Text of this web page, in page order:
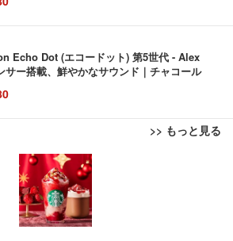
Echo Dot (エコードット) 第5世代 - Alex
サー搭載、鮮やかなサウンド｜チャコール
>> もっと見る
オフィスチェア 椅子 テレワーク 疲れな
上げ式アームレスト コンパクト 約105度ロッ
pc 事務椅子 360度回転 座面昇降 強化ナイロ
ベース 通気性メッシュ 在宅ワーク H-WY01
黒枠+黒足)
ジネス向けプレミアムモニター | FlexScan
WT | 31.5型4K UHD・USB Type-C・ホワ
ベーシック ペットシーツ 薄型 レギュラー 1
捨て 無香料 ホワイト 300枚